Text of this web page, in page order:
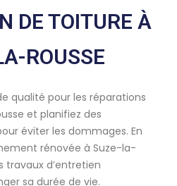
DE TOITURE À
ROUSSE
qualité pour les réparations
et planifiez des
éviter les dommages. En
rénovée à Suze-la-
travaux d’entretien
sa durée de vie.